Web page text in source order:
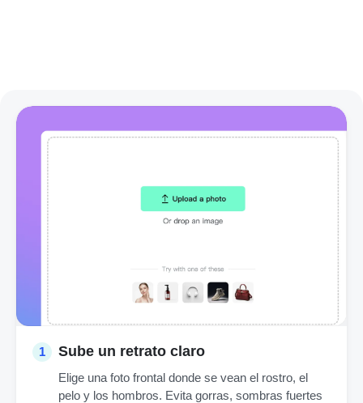
1 Sube un retrato claro
Elige una foto frontal donde se vean el rostro, el
pelo y los hombros. Evita gorras, sombras fuertes